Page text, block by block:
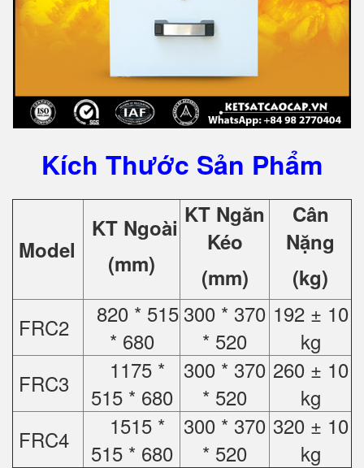
Kích Thước Sản Phẩm
Model
KT Ngoài
(mm)
KT Ngăn
Kéo
(mm)
Cân
Nặng
(kg)
FRC2
820 * 515
* 680
300 * 370
* 520
192 ± 10
kg
FRC3
1175 *
515 * 680
300 * 370
* 520
260 ± 10
kg
FRC4
1515 *
515 * 680
300 * 370
* 520
320 ± 10
kg